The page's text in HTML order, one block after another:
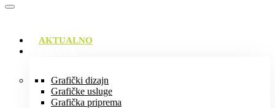
AKTUALNO
Grafički dizajn
Grafičke usluge
Grafička priprema